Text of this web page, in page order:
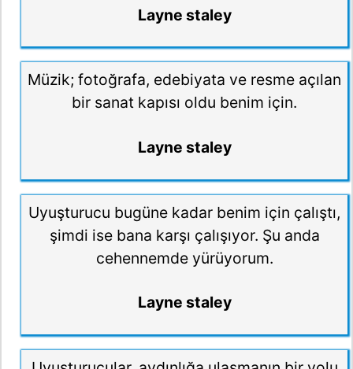
Layne staley
Müzik; fotoğrafa, edebiyata ve resme açılan
bir sanat kapısı oldu benim için.
Layne staley
Uyuşturucu bugüne kadar benim için çalıştı,
şimdi ise bana karşı çalışıyor. Şu anda
cehennemde yürüyorum.
Layne staley